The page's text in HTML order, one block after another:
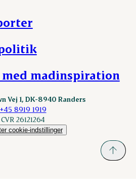
med madinspiration
Vej 1, DK-8940 Randers
+45 8919 1919
CVR 26121264
cookie-indstillinger